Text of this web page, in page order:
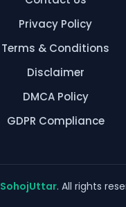
Privacy Policy
Terms & Conditions
Disclaimer
DMCA Policy
GDPR Compliance
SohojUttar. All rights